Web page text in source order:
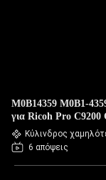
M0B14359 M0B1-
για Ricoh Pro C9200
πίεσης κάτω από τη
Κύλινδρος
6 απόψεις